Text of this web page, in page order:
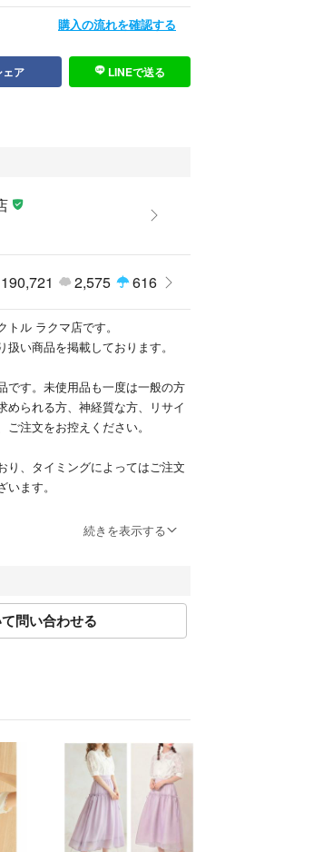
購入の流れを確認する
ア LINEで送る
190,721 2,575 616
ル ラクマ店です。
い商品を掲載しております。
です。未使用品も一度は一般の方
められる方、神経質な方、リサイ
注文をお控えください。
り、タイミングによってはご注文
ます。
様々です。必ず実寸サイズをご確
るよう心がけておりますが、ご利
っておりますが、重大な見落とし
。サイズが合わない、イメージ
返品はお受けしておりません。
場合
場合
続きを表示する
問い合わせる